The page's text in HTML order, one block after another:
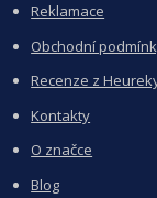
Reklamace
Obchodní
Recenze z
Kontakty
O značce
Blog